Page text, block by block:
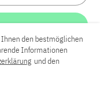
YouTube
den bestmöglichen
Informationen
und den